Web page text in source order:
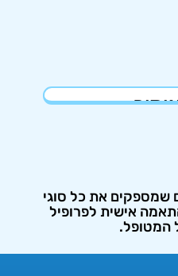
טיפול שהסתיים
של חזרת מחלה.
שמספקים את כל סוגי
אישית לפרופיל
המטופל.